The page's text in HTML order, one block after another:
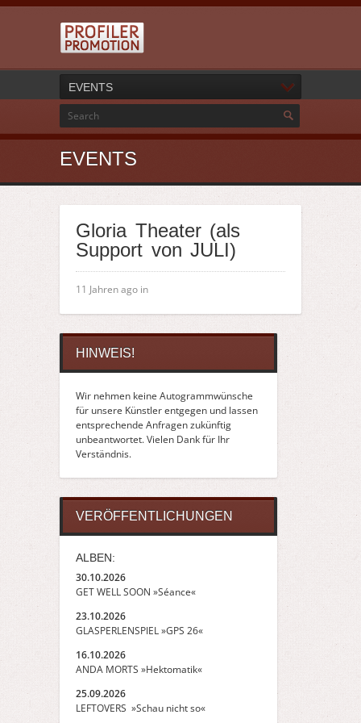
EVENTS
EVENTS
Gloria Theater (als
Support von JULI)
11 Jahren ago in
HINWEIS!
Wir nehmen keine Autogrammwünsche
für unsere Künstler entgegen und lassen
entsprechende Anfragen zukünftig
unbeantwortet. Vielen Dank für Ihr
Verständnis.
VERÖFFENTLICHUNGEN
ALBEN:
30.10.2026
GET WELL SOON »Séance«
23.10.2026
GLASPERLENSPIEL »GPS 26«
16.10.2026
ANDA MORTS »Hektomatik«
25.09.2026
LEFTOVERS »Schau nicht so«